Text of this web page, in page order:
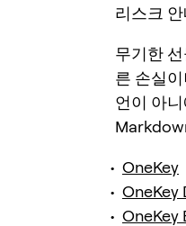
리스크 안
무기한
른 손실
언이 아
OneKey
OneKey
OneKey